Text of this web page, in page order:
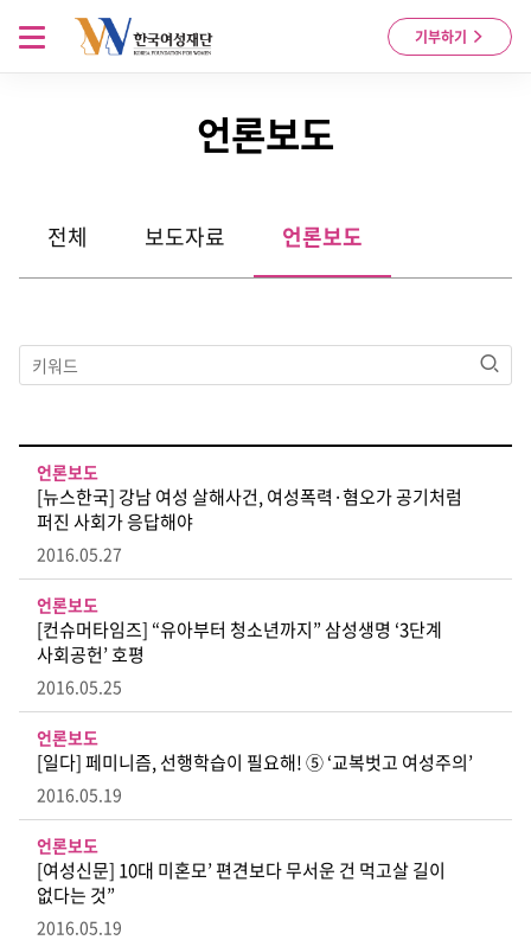
Skip to content
기부하기
메뉴 열기
언론보도
전체 보도자료 언론보도
검색
언론보도
[뉴스한국] 강남 여성 살해사건, 여성폭력·혐오가 공기처럼
퍼진 사회가 응답해야
2016.05.27
언론보도
[컨슈머타임즈] “유아부터 청소년까지” 삼성생명 ‘3단계
사회공헌’ 호평
2016.05.25
언론보도
[일다] 페미니즘, 선행학습이 필요해! ⑤ ‘교복벗고 여성주의’
2016.05.19
언론보도
[여성신문] 10대 미혼모’ 편견보다 무서운 건 먹고살 길이
없다는 것”
2016.05.19